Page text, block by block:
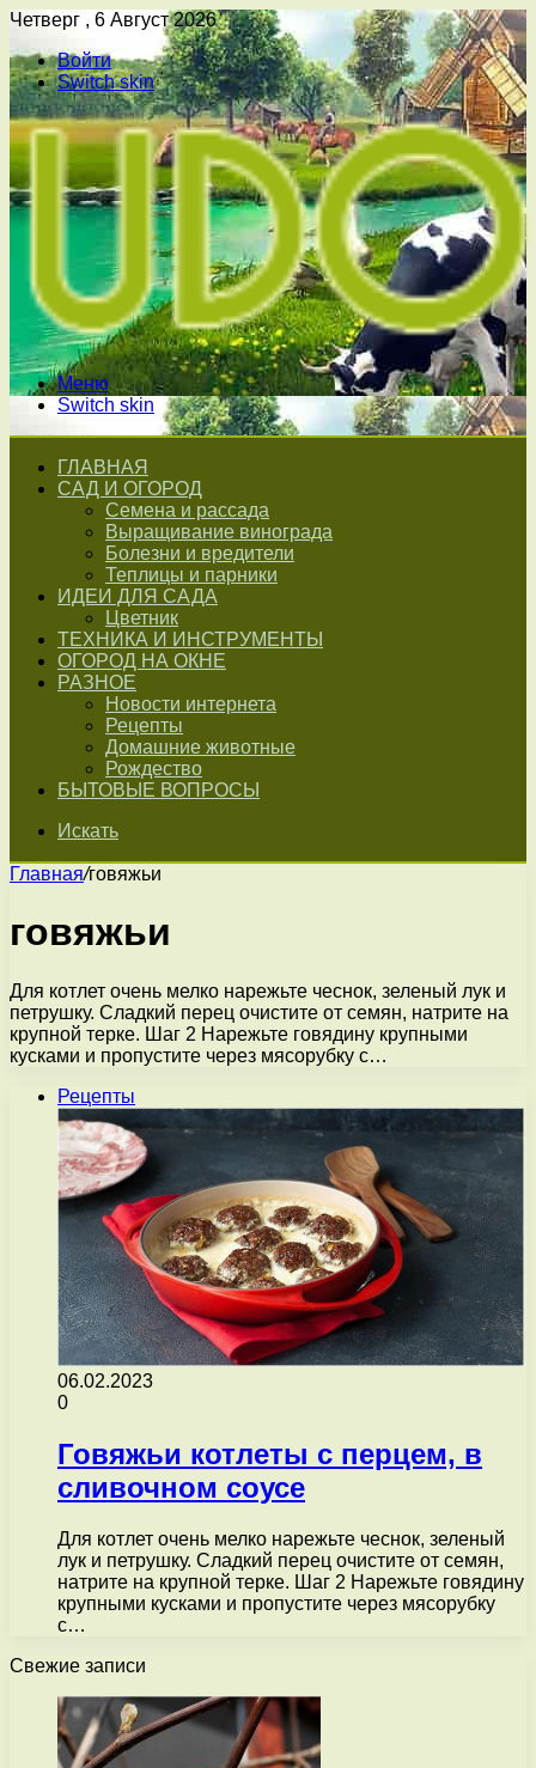
Четверг , 6 Август 2026
Войти
Switch skin
Меню
Switch skin
ГЛАВНАЯ
САД И ОГОРОД
Семена и рассада
Выращивание винограда
Болезни и вредители
Теплицы и парники
ИДЕИ ДЛЯ САДА
Цветник
ТЕХНИКА И ИНСТРУМЕНТЫ
ОГОРОД НА ОКНЕ
РАЗНОЕ
Новости интернета
Рецепты
Домашние животные
Рождество
БЫТОВЫЕ ВОПРОСЫ
Искать
Главная/говяжьи
говяжьи
Для котлет очень мелко нарежьте чеснок, зеленый лук и
петрушку. Сладкий перец очистите от семян, натрите на
крупной терке. Шаг 2 Нарежьте говядину крупными
кусками и пропустите через мясорубку с…
Рецепты
06.02.2023
0
Говяжьи котлеты с перцем, в
сливочном соусе
Для котлет очень мелко нарежьте чеснок, зеленый
лук и петрушку. Сладкий перец очистите от семян,
натрите на крупной терке. Шаг 2 Нарежьте говядину
крупными кусками и пропустите через мясорубку
с…
Свежие записи